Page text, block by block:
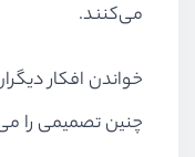
می‌کنند.
خواندن افکار
چنین تصمیمی را